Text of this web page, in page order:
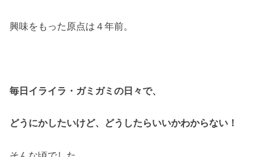
興味をもった原点は４年前。
毎日イライラ・ガミガミの日々で、
どうにかしたいけど、どうしたらいいかわからない！